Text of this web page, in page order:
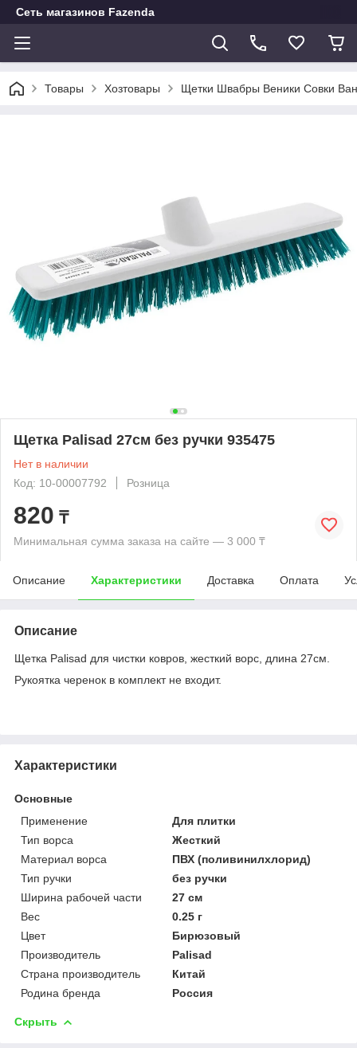
Сеть магазинов Fazenda
Товары Хозтовары Щетки Швабры Веники Совки
Щетка Palisad 27см без ручки 935475
Нет в наличии
Код: 10-00007792
Розница
820 ₸
Минимальная сумма заказа на сайте — 3 000 ₸
Описание Характеристики Доставка Оплата
Описание
Щетка Palisad для чистки ковров, жесткий ворс, длина 27см.
Рукоятка черенок в комплект не входит.
Характеристики
Основные
Применение
Для плитки
Тип ворса
Жесткий
Материал ворса
ПВХ (поливинилхлорид)
Тип ручки
без ручки
Ширина рабочей части
27 см
Вес
0.25 г
Цвет
Бирюзовый
Производитель
Palisad
Страна производитель
Китай
Родина бренда
Россия
Скрыть